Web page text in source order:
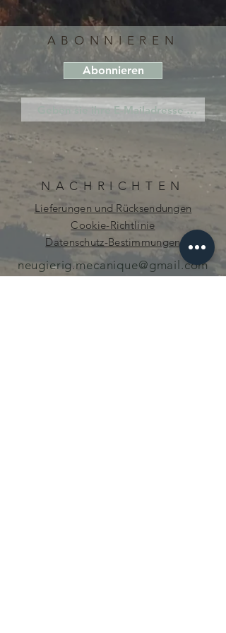
ABONNIEREN
Abonnieren
NACHRICHTEN
Lieferungen und Rücksendungen
Cookie-Richtlinie
Datenschutz-Bestimmungen
neugierig.mecanique@gmail.com